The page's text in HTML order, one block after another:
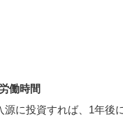
働時間
に投資すれば、1年後